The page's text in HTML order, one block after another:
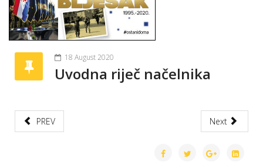
18 August 2020
Uvodna riječ načelnika
PREV Next